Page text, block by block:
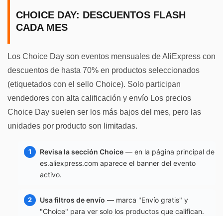
CHOICE DAY: DESCUENTOS FLASH
CADA MES
Los Choice Day son eventos mensuales de AliExpress con
descuentos de hasta 70% en productos seleccionados
(etiquetados con el sello Choice). Solo participan
vendedores con alta calificación y envío Los precios
Choice Day suelen ser los más bajos del mes, pero las
unidades por producto son limitadas.
Revisa la sección Choice — en la página principal de
es.aliexpress.com aparece el banner del evento
activo.
Usa filtros de envío — marca "Envío gratis" y
"Choice" para ver solo los productos que califican.